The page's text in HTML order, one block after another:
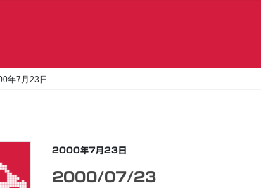
年7月23日
2000年7月23日
2000/07/23